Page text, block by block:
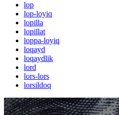
lop
lop-loyiq
lopilla
lopillat
loppa-loyiq
loqayd
loqaydlik
lord
lors-lors
lorsildoq